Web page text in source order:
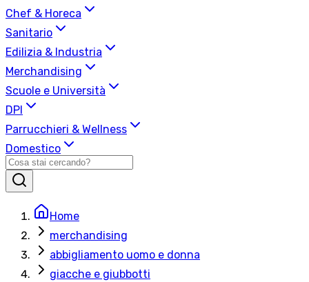
Chef & Horeca
Sanitario
Edilizia & Industria
Merchandising
Scuole e Università
DPI
Parrucchieri & Wellness
Domestico
Home
merchandising
abbigliamento uomo e donna
giacche e giubbotti